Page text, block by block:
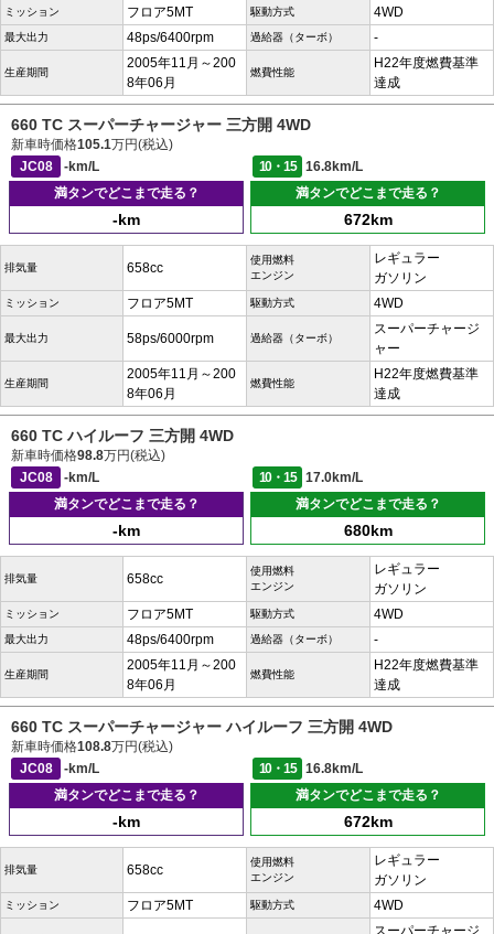
ミッション フロア5MT 駆動方式 4WD
最大出力 48ps/6400rpm 過給器（ターボ） -
生産期間
2005年11月～200
8年06月
燃費性能
H22年度燃費基準
達成
660 TC スーパーチャージャー 三方開 4WD
新車時価格105.1万円(税込)
JC08
-km/L 10・15
16.8km/L
満タンでどこまで走る？
-km
満タンでどこまで走る？
672km
排気量 658cc
使用燃料
エンジン
レギュラー
ガソリン
ミッション フロア5MT 駆動方式 4WD
最大出力 58ps/6000rpm 過給器（ターボ）
スーパーチャージ
ャー
生産期間
2005年11月～200
8年06月
燃費性能
H22年度燃費基準
達成
660 TC ハイルーフ 三方開 4WD
新車時価格98.8万円(税込)
JC08
-km/L 10・15
17.0km/L
満タンでどこまで走る？
-km
満タンでどこまで走る？
680km
排気量 658cc
使用燃料
エンジン
レギュラー
ガソリン
ミッション フロア5MT 駆動方式 4WD
最大出力 48ps/6400rpm 過給器（ターボ） -
生産期間
2005年11月～200
8年06月
燃費性能
H22年度燃費基準
達成
660 TC スーパーチャージャー ハイルーフ 三方開 4WD
新車時価格108.8万円(税込)
JC08
-km/L 10・15
16.8km/L
満タンでどこまで走る？
-km
満タンでどこまで走る？
672km
排気量 658cc
使用燃料
エンジン
レギュラー
ガソリン
ミッション フロア5MT 駆動方式 4WD